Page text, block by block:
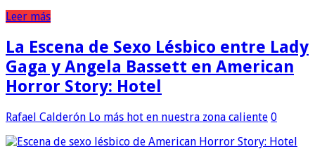
Leer más
La Escena de Sexo Lésbico entre Lady
Gaga y Angela Bassett en American
Horror Story: Hotel
Rafael Calderón Lo más hot en nuestra zona caliente 0